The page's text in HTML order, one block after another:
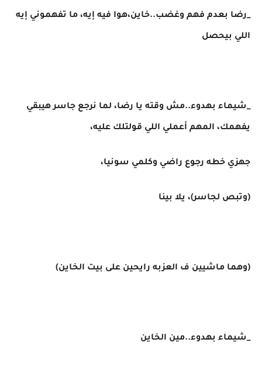
_رضا بعدم فهم وغضب..خاين،هوا فيه إيه، ما تفهموني إيه
اللي بيحصل
_شيماء بهدوء..مش وقته يا رضا، لما نرجع جاسر هيبقي
يفهمك، المهم أعملي اللي قولتلك عليه،
جهزي خطه رجوع راضي وكلمي سونيا،
(وتبص لجاسر)، يلا بينا
(وهما ماشيين ف العزبه رايحين على بيت الخاين)
_شيماء بهدوء..مين الخاين